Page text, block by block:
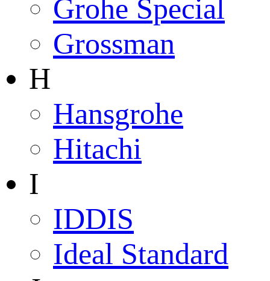
Grohe Special
Grossman
H
Hansgrohe
Hitachi
I
IDDIS
Ideal Standard